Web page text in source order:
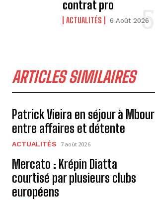
contrat pro
ACTUALITÉS 6 Août 2026
ARTICLES SIMILAIRES
Patrick Vieira en séjour à Mbour
entre affaires et détente
ACTUALITÉS 7 août 2026
Mercato : Krépin Diatta
courtisé par plusieurs clubs
européens